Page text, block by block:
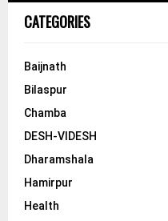
CATEGORIES
Baijnath
Bilaspur
Chamba
DESH-VIDESH
Dharamshala
Hamirpur
Health